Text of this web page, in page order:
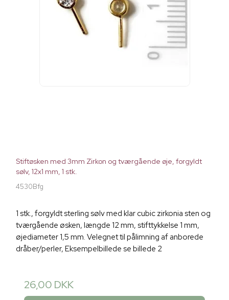
Stiftøsken med 3mm Zirkon og tværgående øje, forgyldt
sølv, 12x1 mm, 1 stk.
4530Bfg
1 stk., forgyldt sterling sølv med klar cubic zirkonia sten og
tværgående øsken, længde 12 mm, stifttykkelse 1 mm,
øjediameter 1,5 mm. Velegnet til pålimning af anborede
dråber/perler, Eksempelbillede se billede 2
26,00 DKK